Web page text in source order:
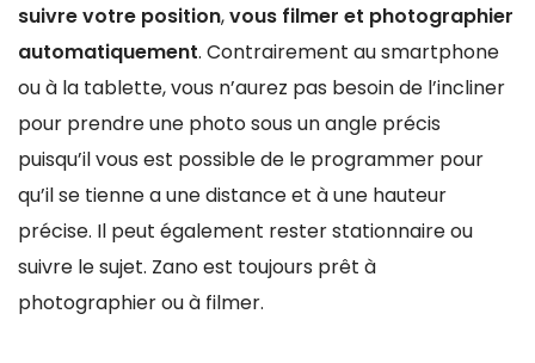
suivre votre position,vous filmer et photographier
automatiquement. Contrairement au smartphone
ou à la tablette, vous n’aurez pas besoin de l’incliner
pour prendre une photo sous un angle précis
puisqu’il vous est possible de le programmer pour
qu’il se tienne a une distance et à une hauteur
précise. Il peut également rester stationnaire ou
suivre le sujet. Zano est toujours prêt à
photographier ou à filmer.